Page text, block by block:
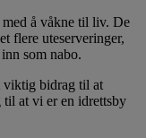
å våkne til liv. De
flere uteserveringer,
som nabo.
viktig bidrag til at
at vi er en idrettsby